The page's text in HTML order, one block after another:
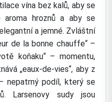
vína bez kalů, aby se
aroma hroznů a aby se
a jemné. Zvláštní
de la bonne chauffe“ –
koňaku“ – momentu,
„eaux-de-vies“, aby z
nepatrný podíl, který se
Larsenovy sudy jsou